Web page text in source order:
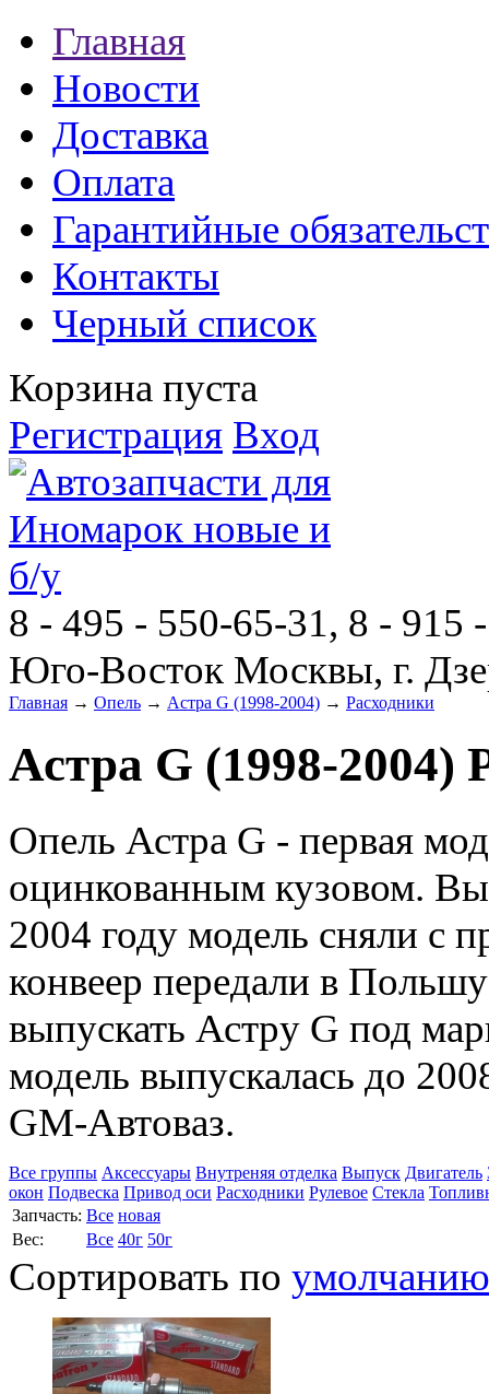
Главная
Новости
Доставка
Оплата
Гарантийные
Контакты
Черный список
Корзина пуста
Регистрация Вход
8 - 495 - 550-65-31, 8 - 915
Юго-Восток Москвы, г.
Главная → Опель → Астра G (1998-2004) → Расходники
Астра G (1998-2004)
Опель Астра G - первая
оцинкованным кузовом.
2004 году модель сняли с
конвеер передали в
выпускать Астру G под
модель выпускалась до
GM-Автоваз.
Все группы Аксессуары Внутреняя отделка Выпуск Двигатель
окон Подвеска Привод оси Расходники Рулевое Стекла
Запчасть: Все новая
Вес:
Все 40г 50г
Сортировать по умолчанию